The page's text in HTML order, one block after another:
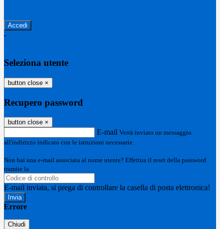
-
Seleziona utente
button close ×
Recupero password
button close ×
E-mail Verrà inviato un messaggio
all'indirizzo indicato con le istruzioni necessarie.
Non hai una e-mail associata al nome utente? Effettua il reset della password
tramite la
E-mail inviata, si prega di controllare la casella di posta elettronica!
Errore
Chiudi